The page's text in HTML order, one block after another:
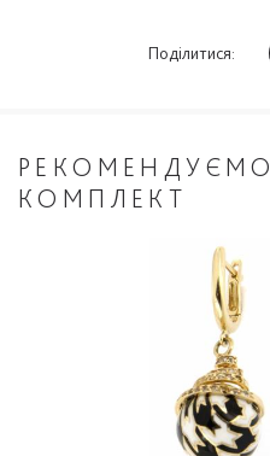
Поділитися:
РЕКОМЕНДУЄМО
КОМПЛЕКТ